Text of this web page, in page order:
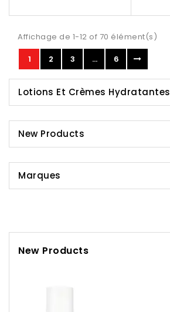
Affichage de 1-12 of 70 élément(s)
1
2 3 … 6
Lotions Et Crèmes Hydratantes
New Products
Marques
New Products